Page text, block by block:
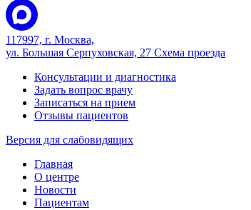
117997, г. Москва,
ул. Большая Серпуховская, 27 Схема проезда
Консультации и диагностика
Задать вопрос врачу
Записаться на прием
Отзывы пациентов
Версия для слабовидящих
Главная
О центре
Новости
Пациентам